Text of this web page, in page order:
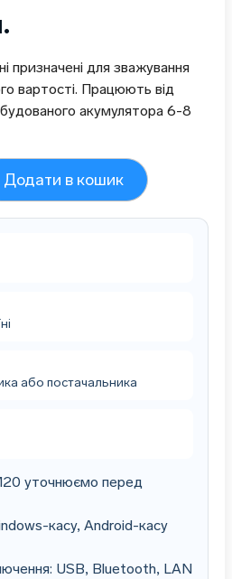
призначені для зважування
вартості. Працюють від
акумулятора 6-8
Додати в кошик
або постачальника
уточнюємо перед
касу, Android-касу
USB, Bluetooth, LAN